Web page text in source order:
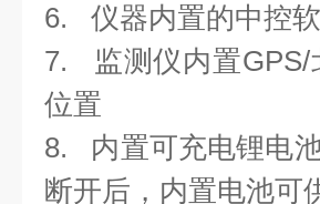
6.
仪器内置的中控
7.
监测仪内置GPS/
位置
8.
内置可充电锂电
断开后，内置电池可